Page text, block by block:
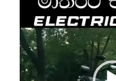
Player